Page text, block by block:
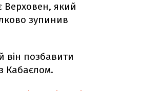
Верховен, який
зупинив
він позбавити
Кабаєлом.